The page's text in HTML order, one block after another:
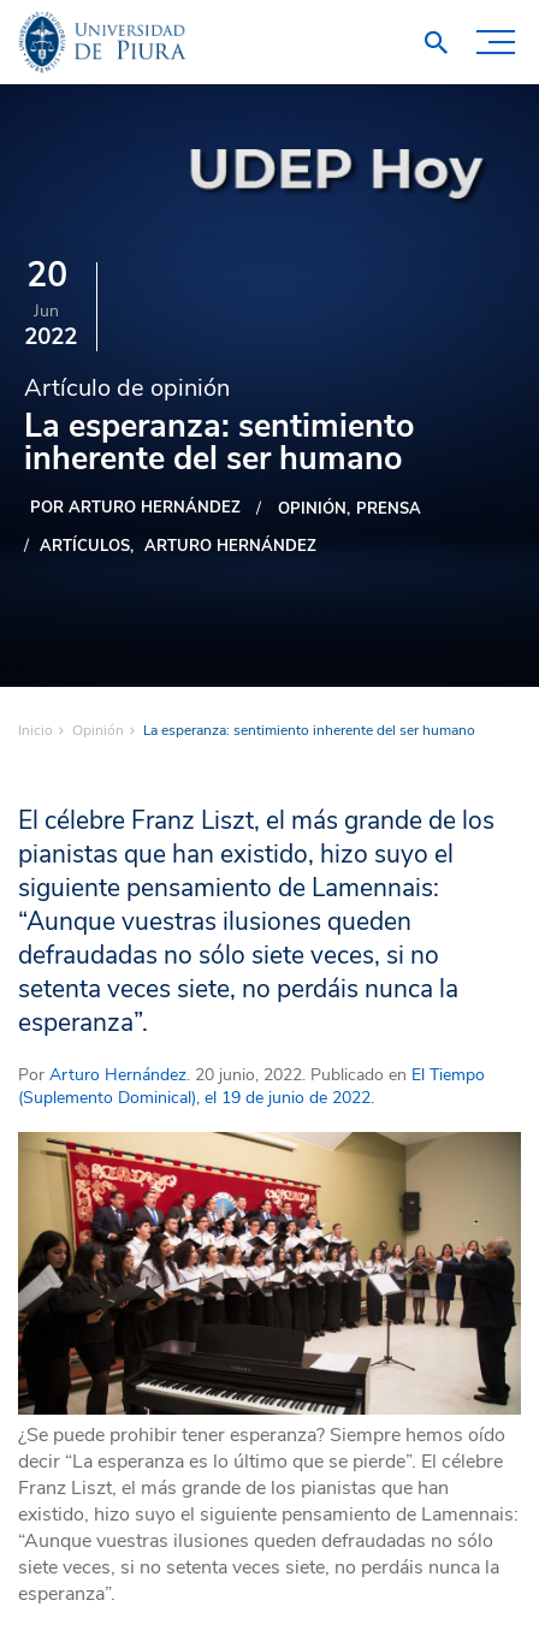
20
Jun
2022
Artículo de opinión
La esperanza: sentimiento
inherente del ser humano
POR ARTURO HERNÁNDEZ OPINIÓN PRENSA
ARTÍCULOS
ARTURO HERNÁNDEZ
Inicio Opinión La esperanza: sentimiento inherente del ser humano
El célebre Franz Liszt, el más grande de los
pianistas que han existido, hizo suyo el
siguiente pensamiento de Lamennais:
“Aunque vuestras ilusiones queden
defraudadas no sólo siete veces, si no
setenta veces siete, no perdáis nunca la
esperanza”.
Por Arturo Hernández. 20 junio, 2022. Publicado en El Tiempo
(Suplemento Dominical), el 19 de junio de 2022.
¿Se puede prohibir tener esperanza? Siempre hemos oído
decir “La esperanza es lo último que se pierde”. El célebre
Franz Liszt, el más grande de los pianistas que han
existido, hizo suyo el siguiente pensamiento de Lamennais:
“Aunque vuestras ilusiones queden defraudadas no sólo
siete veces, si no setenta veces siete, no perdáis nunca la
esperanza”.